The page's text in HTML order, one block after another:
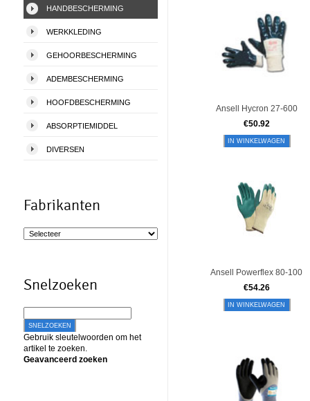
HANDBESCHERMING
WERKKLEDING
GEHOORBESCHERMING
ADEMBESCHERMING
HOOFDBESCHERMING
ABSORPTIEMIDDEL
DIVERSEN
Fabrikanten
Snelzoeken
SNELZOEKEN
Gebruik sleutelwoorden om het
artikel te zoeken.
Geavanceerd zoeken
Ansell Hycron 27-600
€50.92
IN WINKELWAGEN
Ansell Powerflex 80-100
€54.26
IN WINKELWAGEN